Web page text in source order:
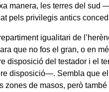
manera, les terres del sud
pels privilegis antics
igualitari de
que no fos el gran, o en
disposició del testador i el
disposició—. Sembla que el
zones de masos, però